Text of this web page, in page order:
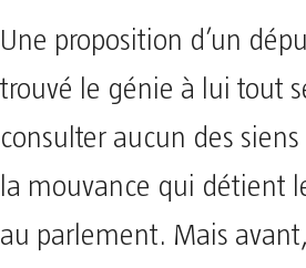
Une proposition d’un
trouvé le génie à lui tout
consulter aucun des
la mouvance qui détient
au parlement. Mais